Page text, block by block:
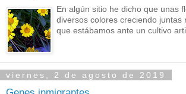
En algún sitio he dicho que unas
diversos colores creciendo juntas
que estábamos ante un cultivo
viernes, 2 de agosto de 2019